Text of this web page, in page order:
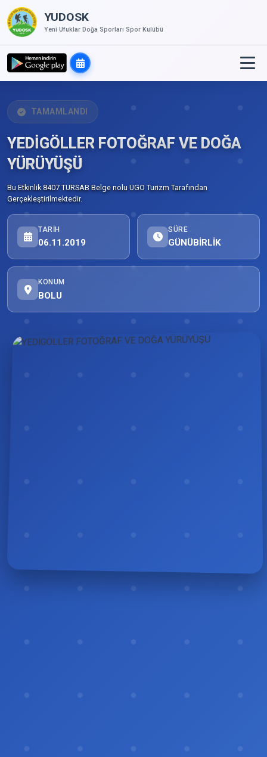
YUDOSK
Yeni Ufuklar Doğa Sporları Spor Kulübü
TAMAMLANDI
YEDİGÖLLER FOTOĞRAF VE DOĞA
YÜRÜYÜŞÜ
Bu Etkinlik 8407 TURSAB Belge nolu UGO Turizm Tarafından
Gerçekleştirilmektedir.
TARIH
06.11.2019
SÜRE
GÜNÜBİRLİK
KONUM
BOLU